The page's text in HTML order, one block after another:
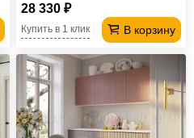
28 330 ₽
В корзину
Купить в 1 клик